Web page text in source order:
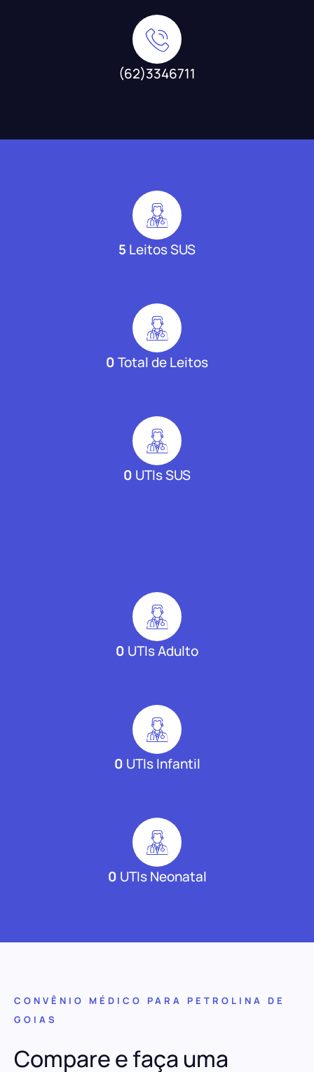
(62)3346711
5Leitos SUS
0Total de Leitos
0 UTIs SUS
0 UTIs Adulto
0 UTIs Infantil
0 UTIs Neonatal
CONVÊNIO MÉDICO PARA PETROLINA DE
GOIAS
Compare e faça uma